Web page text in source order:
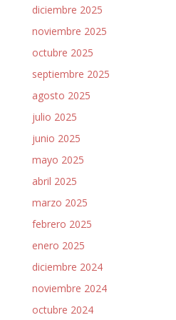
diciembre 2025
noviembre 2025
octubre 2025
septiembre 2025
agosto 2025
julio 2025
junio 2025
mayo 2025
abril 2025
marzo 2025
febrero 2025
enero 2025
diciembre 2024
noviembre 2024
octubre 2024